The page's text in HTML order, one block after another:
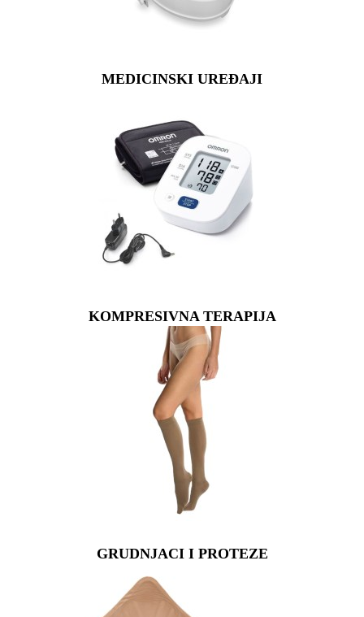
MEDICINSKI UREĐAJI
KOMPRESIVNA TERAPIJA
GRUDNJACI I PROTEZE